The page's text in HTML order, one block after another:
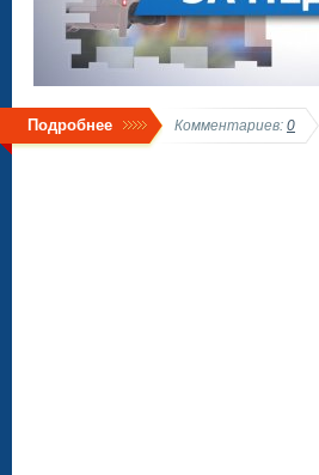
Подробнее Комментариев: 0